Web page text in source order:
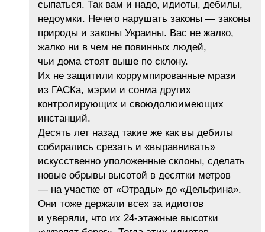
сыпаться. Так вам и надо, идиоты, дебилы,
недоумки. Нечего нарушать законы — законы
природы и законы Украины. Вас не жалко,
жалко ни в чем не повинных людей,
чьи дома стоят выше по склону.
Их не защитили коррумпированные мрази
из ГАСКа, мэрии и сонма других
контролирующих и своюдолюимеющих
инстанций.
Десять лет назад такие же как вы дебилы
собирались срезать и «выравнивать»
искусственно уположенные склоны, сделать
новые обрывы высотой в десятки метров
— на участке от «Отрады» до «Дельфина».
Они тоже держали всех за идиотов
и уверяли, что их 24-этажные высотки